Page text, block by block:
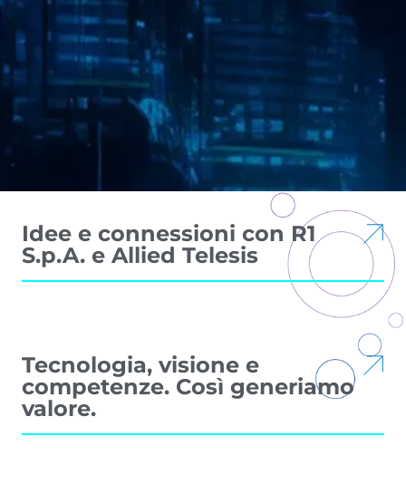
Idee e connessioni con R1
S.p.A. e Allied Telesis
Tecnologia, visione e
competenze. Così generiamo
valore.